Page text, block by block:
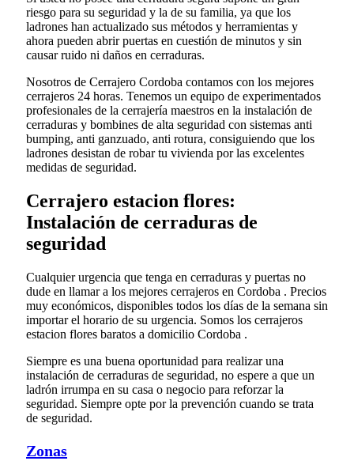
riesgo para su seguridad y la de su familia, ya que los
ladrones han actualizado sus métodos y herramientas y
ahora pueden abrir puertas en cuestión de minutos y sin
causar ruido ni daños en cerraduras.
Nosotros de Cerrajero Cordoba contamos con los mejores
cerrajeros 24 horas. Tenemos un equipo de experimentados
profesionales de la cerrajería maestros en la instalación de
cerraduras y bombines de alta seguridad con sistemas anti
bumping, anti ganzuado, anti rotura, consiguiendo que los
ladrones desistan de robar tu vivienda por las excelentes
medidas de seguridad.
Cerrajero estacion flores:
Instalación de cerraduras de
seguridad
Cualquier urgencia que tenga en cerraduras y puertas no
dude en llamar a los mejores cerrajeros en Cordoba . Precios
muy económicos, disponibles todos los días de la semana sin
importar el horario de su urgencia. Somos los cerrajeros
estacion flores baratos a domicilio Cordoba .
Siempre es una buena oportunidad para realizar una
instalación de cerraduras de seguridad, no espere a que un
ladrón irrumpa en su casa o negocio para reforzar la
seguridad. Siempre opte por la prevención cuando se trata
de seguridad.
Zonas